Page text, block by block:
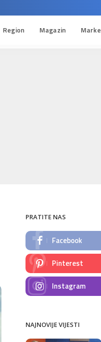
Region Magazin
PRATITE NAS
Facebook
Pinterest
Instagram
NAJNOVIJE VIJESTI